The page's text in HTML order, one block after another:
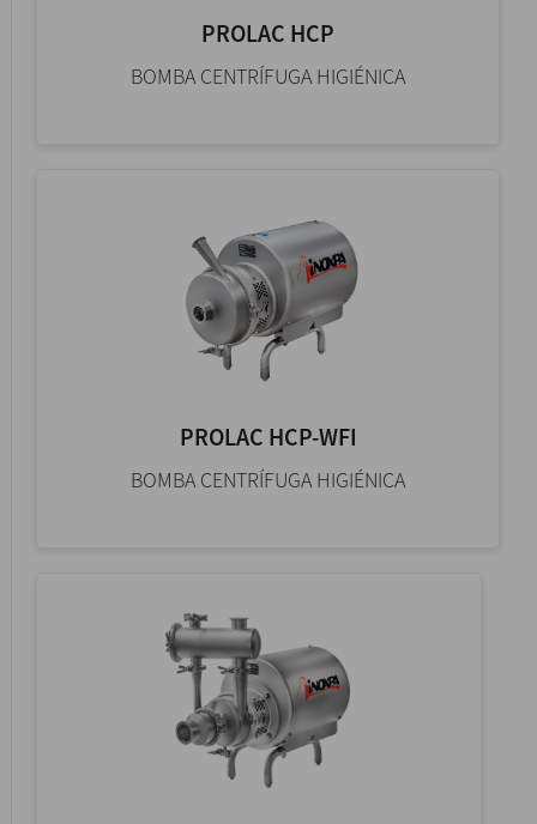
PROLAC HCP
BOMBA CENTRÍFUGA HIGIÉNICA
PROLAC HCP-WFI
BOMBA CENTRÍFUGA HIGIÉNICA